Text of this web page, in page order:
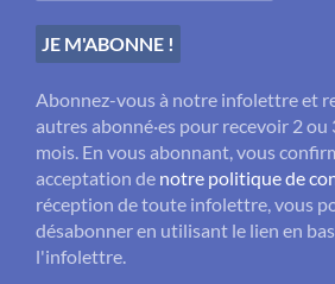
Abonnez-vous à notre infolettre et
autres abonné·es pour recevoir 2
mois. En vous abonnant, vous
acceptation de notre politique de
réception de toute infolettre, vous
désabonner en utilisant le lien en
l'infolettre.